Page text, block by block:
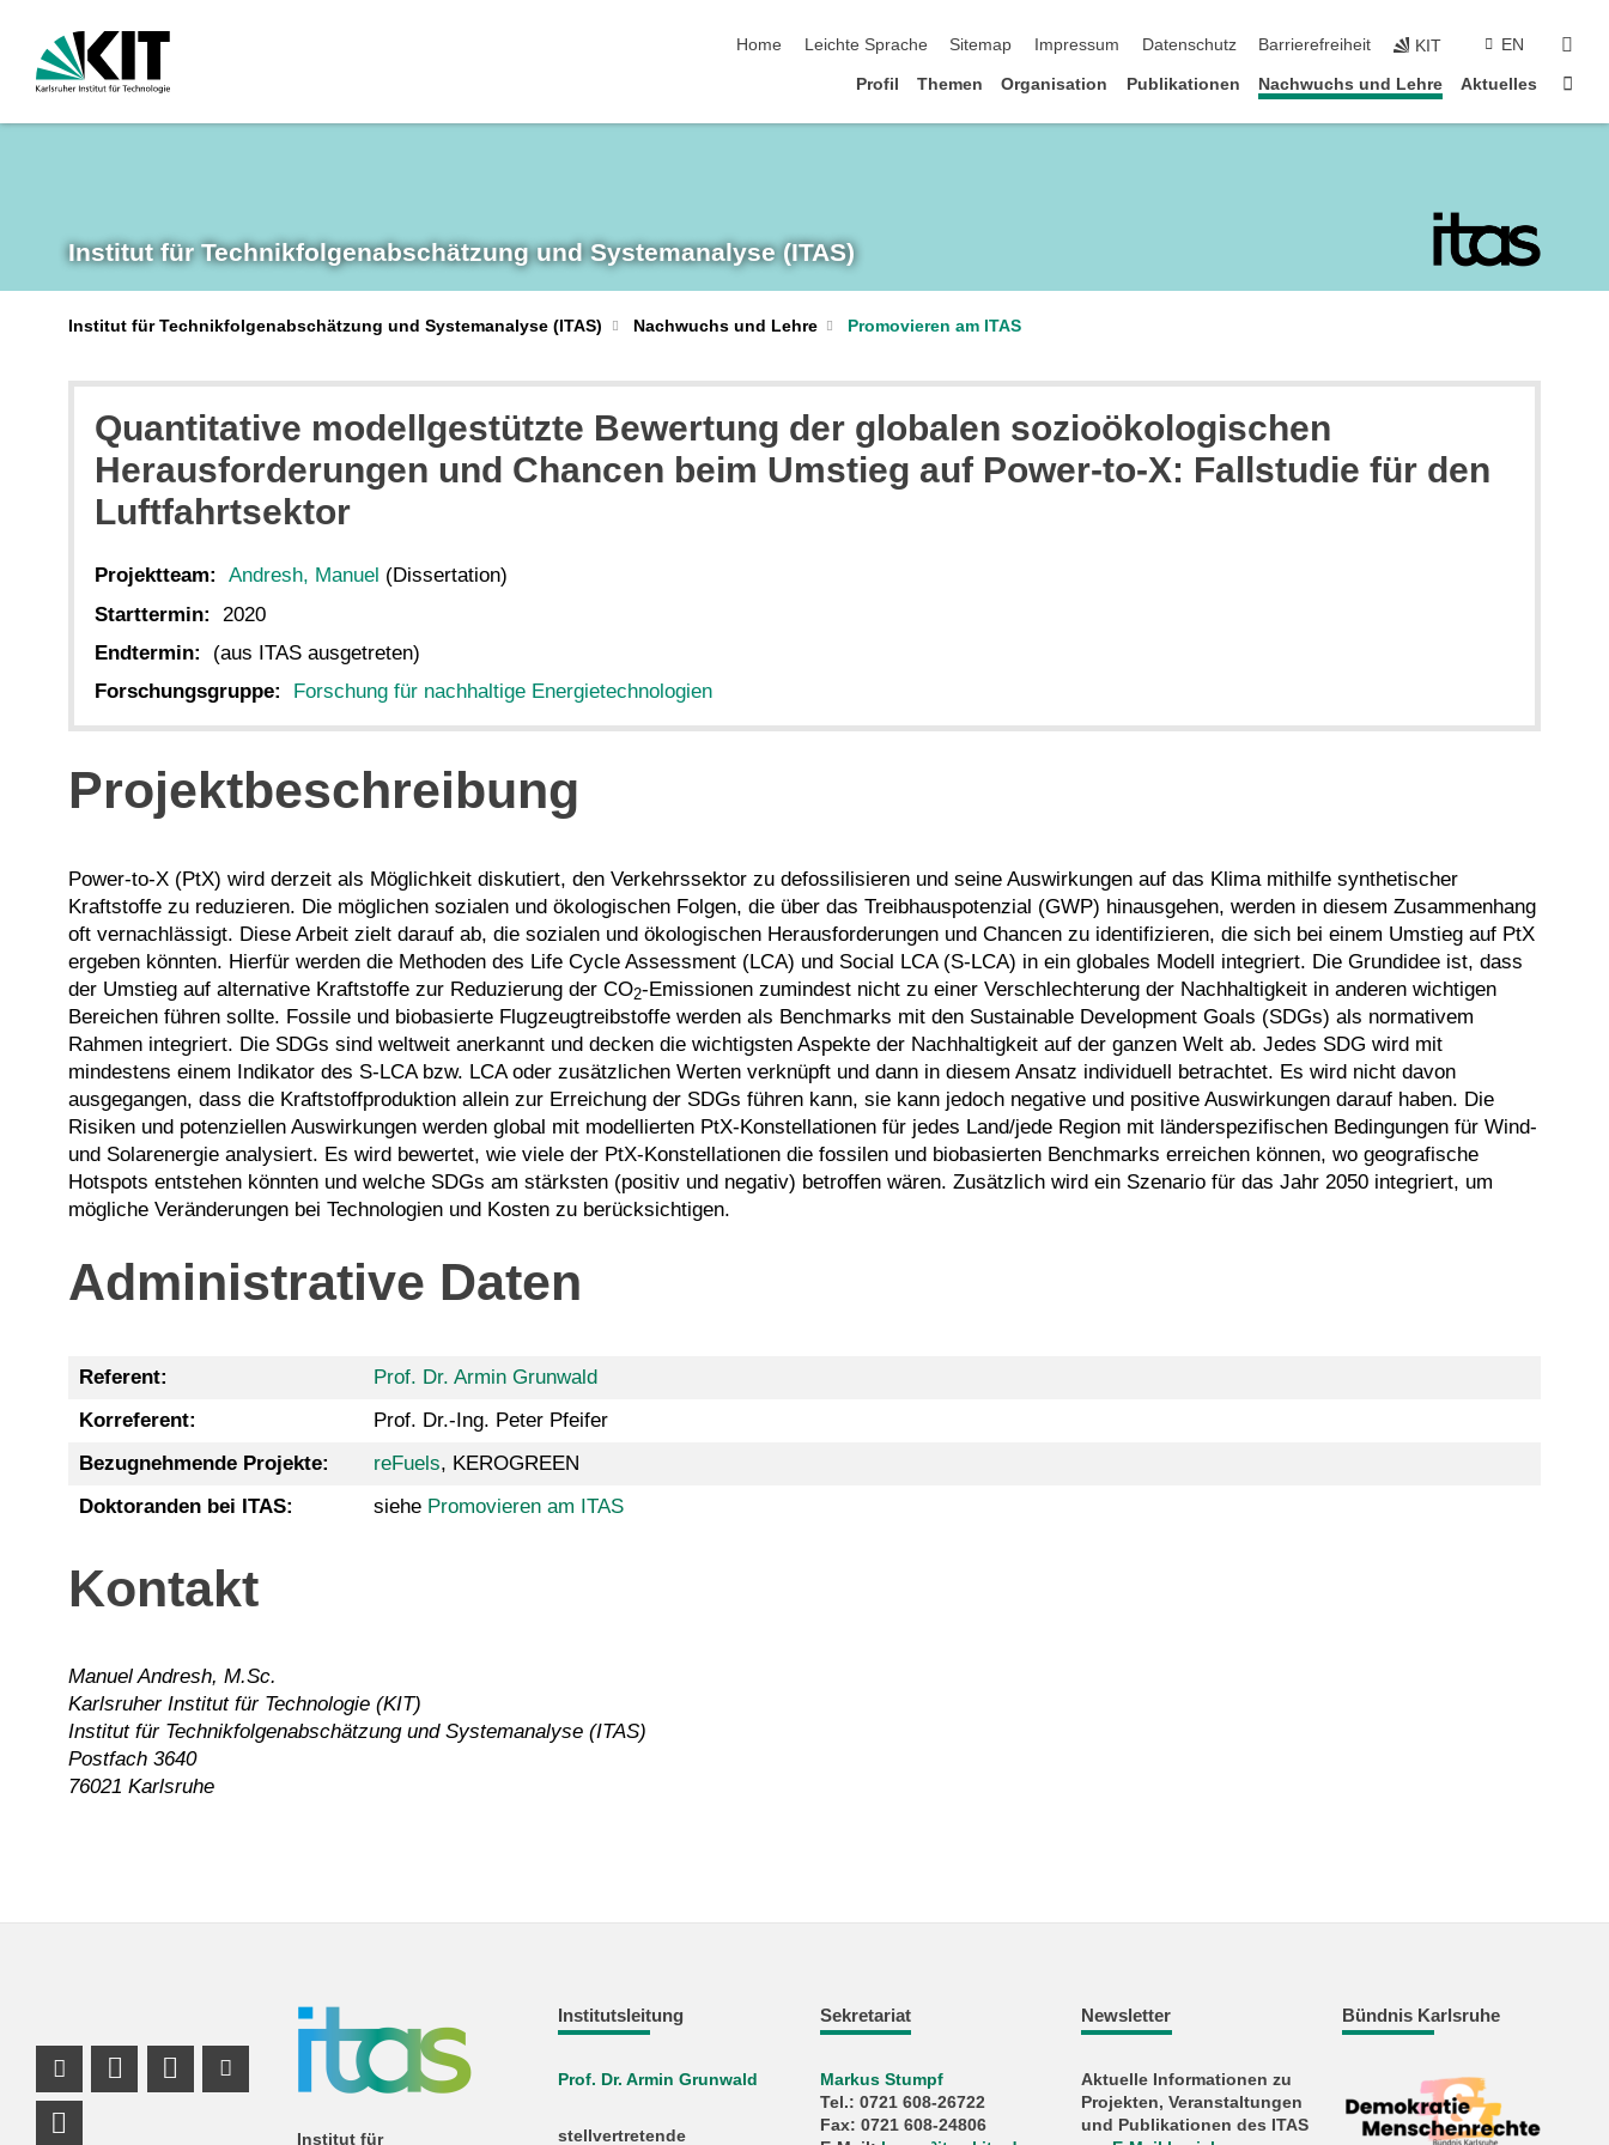
Home
Leichte Sprache Sitemap Impressum Datenschutz Barrierefreiheit KIT EN
Profil Themen Organisation Publikationen Nachwuchs und Lehre Aktuelles
Institut für Technikfolgen­abschätzung und System­analyse (ITAS)
Institut für Technikfolgenabschätzung und Systemanalyse (ITAS) Nachwuchs und Lehre Promovieren am ITAS
Quantitative modellgestützte Bewertung der globalen sozioökologischen
Herausforderungen und Chancen beim Umstieg auf Power-to-X: Fallstudie für den
Luftfahrtsektor
Projektteam: Andresh, Manuel (Dissertation)
Starttermin:
2020
Endtermin:
(aus ITAS ausgetreten)
Forschungsgruppe:
Forschung für nachhaltige Energietechnologien
Projektbeschreibung
Power-to-X (PtX) wird derzeit als Möglichkeit diskutiert, den Verkehrssektor zu defossilisieren und seine Auswirkungen auf das Klima mithilfe synthetischer
Kraftstoffe zu reduzieren. Die möglichen sozialen und ökologischen Folgen, die über das Treibhauspotenzial (GWP) hinausgehen, werden in diesem Zusammenhang
oft vernachlässigt. Diese Arbeit zielt darauf ab, die sozialen und ökologischen Herausforderungen und Chancen zu identifizieren, die sich bei einem Umstieg auf PtX
ergeben könnten. Hierfür werden die Methoden des Life Cycle Assessment (LCA) und Social LCA (S-LCA) in ein globales Modell integriert. Die Grundidee ist, dass
der Umstieg auf alternative Kraftstoffe zur Reduzierung der CO2-Emissionen zumindest nicht zu einer Verschlechterung der Nachhaltigkeit in anderen wichtigen
Bereichen führen sollte. Fossile und biobasierte Flugzeugtreibstoffe werden als Benchmarks mit den Sustainable Development Goals (SDGs) als normativem
Rahmen integriert. Die SDGs sind weltweit anerkannt und decken die wichtigsten Aspekte der Nachhaltigkeit auf der ganzen Welt ab. Jedes SDG wird mit
mindestens einem Indikator des S-LCA bzw. LCA oder zusätzlichen Werten verknüpft und dann in diesem Ansatz individuell betrachtet. Es wird nicht davon
ausgegangen, dass die Kraftstoffproduktion allein zur Erreichung der SDGs führen kann, sie kann jedoch negative und positive Auswirkungen darauf haben. Die
Risiken und potenziellen Auswirkungen werden global mit modellierten PtX-Konstellationen für jedes Land/jede Region mit länderspezifischen Bedingungen für Wind-
und Solarenergie analysiert. Es wird bewertet, wie viele der PtX-Konstellationen die fossilen und biobasierten Benchmarks erreichen können, wo geografische
Hotspots entstehen könnten und welche SDGs am stärksten (positiv und negativ) betroffen wären. Zusätzlich wird ein Szenario für das Jahr 2050 integriert, um
mögliche Veränderungen bei Technologien und Kosten zu berücksichtigen.
Administrative Daten
Referent:
Prof. Dr. Armin Grunwald
Korreferent:
Prof. Dr.-Ing. Peter Pfeifer
Bezugnehmende Projekte:
reFuels, KEROGREEN
Doktoranden bei ITAS:
siehe Promovieren am ITAS
Kontakt
Manuel Andresh, M.Sc.
Karlsruher Institut für Technologie (KIT)
Institut für Technikfolgenabschätzung und Systemanalyse (ITAS)
Postfach 3640
76021 Karlsruhe
Institut für
Institutsleitung
Prof. Dr. Armin Grunwald
stellvertretende
Sekretariat
Markus Stumpf
Tel.: 0721 608-26722
Fax: 0721 608-24806
Newsletter
Aktuelle Informationen zu
Projekten, Veranstaltungen
und Publikationen des ITAS
Bündnis Karlsruhe
Instagram Profil
Profil Mastodon
LinkedIn Profil
Youtube Profil